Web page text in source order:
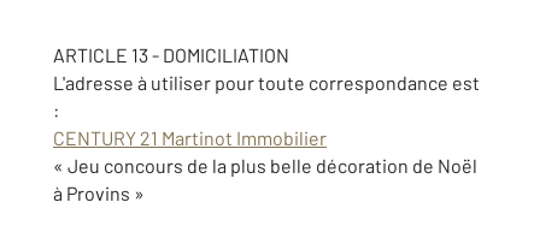
ARTICLE 13 - DOMICILIATION
L'adresse à utiliser pour toute correspondance est
:
CENTURY 21 Martinot Immobilier
« Jeu concours de la plus belle décoration de Noël
à Provins »